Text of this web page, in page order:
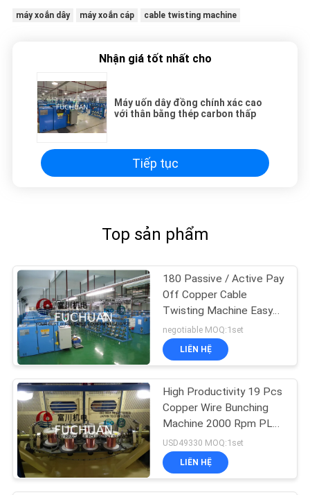
máy xoắn dây máy xoắn cáp cable twisting machine
Nhận giá tốt nhất cho
Máy uốn dây đồng chính xác cao
với thân bằng thép carbon thấp
Tiếp tục
Top sản phẩm
180 Passive / Active Pay
Off Copper Cable
Twisting Machine Easy
Operation
negotiable MOQ:1set
LIÊN HỆ
High Productivity 19 Pcs
Copper Wire Bunching
Machine 2000 Rpm PLC
Controller
USD49330 MOQ:1set
LIÊN HỆ